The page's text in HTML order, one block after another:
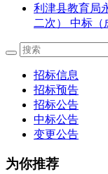
利津县教育局
二次） 中标
招标信息
招标预告
招标公告
中标公告
变更公告
为你推荐